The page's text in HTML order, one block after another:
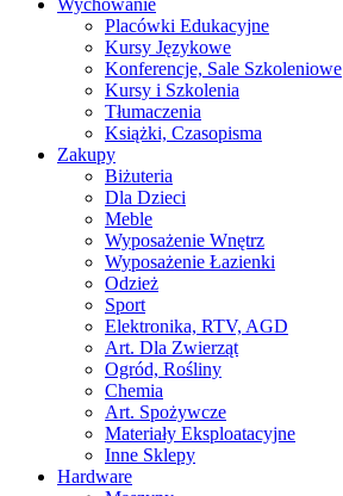
Wychowanie
Placówki Edukacyjne
Kursy Językowe
Konferencje, Sale Szkoleniowe
Kursy i Szkolenia
Tłumaczenia
Książki, Czasopisma
Zakupy
Biżuteria
Dla Dzieci
Meble
Wyposażenie Wnętrz
Wyposażenie Łazienki
Odzież
Sport
Elektronika, RTV, AGD
Art. Dla Zwierząt
Ogród, Rośliny
Chemia
Art. Spożywcze
Materiały Eksploatacyjne
Inne Sklepy
Hardware